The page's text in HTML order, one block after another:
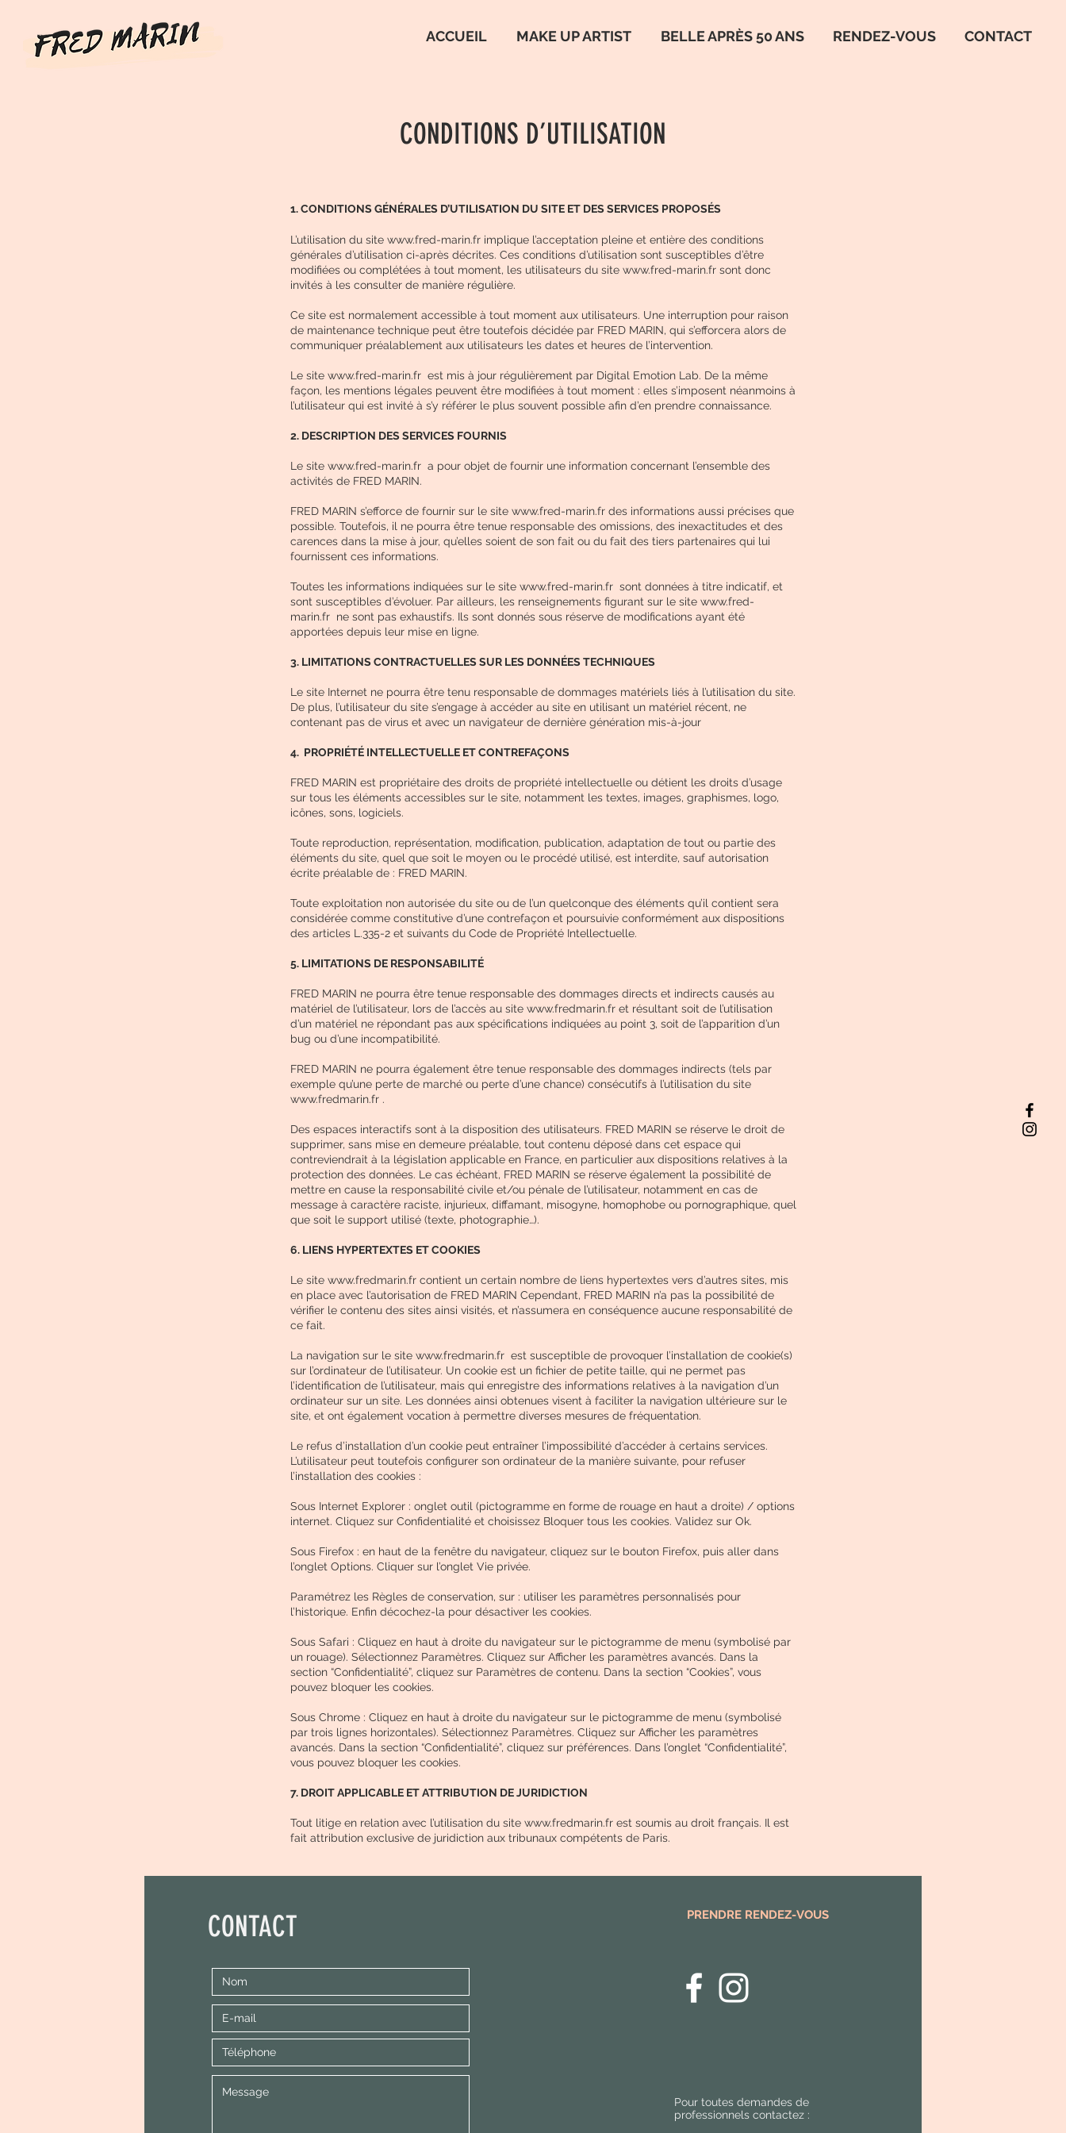
ACCUEIL MAKE UP ARTIST BELLE APRÈS 50 ANS RENDEZ-VOUS CONTACT
CONDITIONS D’UTILISATION
1. CONDITIONS GÉNÉRALES D’UTILISATION DU SITE ET DES SERVICES PROPOSÉS
L’utilisation du site www.fred-marin.fr implique l’acceptation pleine et entière des conditions
générales d’utilisation ci-après décrites. Ces conditions d’utilisation sont susceptibles d’être
modifiées ou complétées à tout moment, les utilisateurs du site www.fred-marin.fr sont donc
invités à les consulter de manière régulière.
Ce site est normalement accessible à tout moment aux utilisateurs. Une interruption pour raison
de maintenance technique peut être toutefois décidée par FRED MARIN, qui s’efforcera alors de
communiquer préalablement aux utilisateurs les dates et heures de l’intervention.
Le site www.fred-marin.fr est mis à jour régulièrement par Digital Emotion Lab. De la même
façon, les mentions légales peuvent être modifiées à tout moment : elles s’imposent néanmoins à
l’utilisateur qui est invité à s’y référer le plus souvent possible afin d’en prendre connaissance.
2. DESCRIPTION DES SERVICES FOURNIS
Le site www.fred-marin.fr a pour objet de fournir une information concernant l’ensemble des
activités de FRED MARIN.
FRED MARIN s’efforce de fournir sur le site www.fred-marin.fr des informations aussi précises que
possible. Toutefois, il ne pourra être tenue responsable des omissions, des inexactitudes et des
carences dans la mise à jour, qu’elles soient de son fait ou du fait des tiers partenaires qui lui
fournissent ces informations.
Toutes les informations indiquées sur le site www.fred-marin.fr sont données à titre indicatif, et
sont susceptibles d’évoluer. Par ailleurs, les renseignements figurant sur le site www.fred-
marin.fr ne sont pas exhaustifs. Ils sont donnés sous réserve de modifications ayant été
apportées depuis leur mise en ligne.
3. LIMITATIONS CONTRACTUELLES SUR LES DONNÉES TECHNIQUES
Le site Internet ne pourra être tenu responsable de dommages matériels liés à l’utilisation du site.
De plus, l’utilisateur du site s’engage à accéder au site en utilisant un matériel récent, ne
contenant pas de virus et avec un navigateur de dernière génération mis-à-jour
4. PROPRIÉTÉ INTELLECTUELLE ET CONTREFAÇONS
FRED MARIN est propriétaire des droits de propriété intellectuelle ou détient les droits d’usage
sur tous les éléments accessibles sur le site, notamment les textes, images, graphismes, logo,
icônes, sons, logiciels.
Toute reproduction, représentation, modification, publication, adaptation de tout ou partie des
éléments du site, quel que soit le moyen ou le procédé utilisé, est interdite, sauf autorisation
écrite préalable de : FRED MARIN.
Toute exploitation non autorisée du site ou de l’un quelconque des éléments qu’il contient sera
considérée comme constitutive d’une contrefaçon et poursuivie conformément aux dispositions
des articles L.335-2 et suivants du Code de Propriété Intellectuelle.
5. LIMITATIONS DE RESPONSABILITÉ
FRED MARIN ne pourra être tenue responsable des dommages directs et indirects causés au
matériel de l’utilisateur, lors de l’accès au site www.fredmarin.fr et résultant soit de l’utilisation
d’un matériel ne répondant pas aux spécifications indiquées au point 3, soit de l’apparition d’un
bug ou d’une incompatibilité.
FRED MARIN ne pourra également être tenue responsable des dommages indirects (tels par
exemple qu’une perte de marché ou perte d’une chance) consécutifs à l’utilisation du site
www.fredmarin.fr .
Des espaces interactifs sont à la disposition des utilisateurs. FRED MARIN se réserve le droit de
supprimer, sans mise en demeure préalable, tout contenu déposé dans cet espace qui
contreviendrait à la législation applicable en France, en particulier aux dispositions relatives à la
protection des données. Le cas échéant, FRED MARIN se réserve également la possibilité de
mettre en cause la responsabilité civile et/ou pénale de l’utilisateur, notamment en cas de
message à caractère raciste, injurieux, diffamant, misogyne, homophobe ou pornographique, quel
que soit le support utilisé (texte, photographie…).
6. LIENS HYPERTEXTES ET COOKIES
Le site www.fredmarin.fr contient un certain nombre de liens hypertextes vers d’autres sites, mis
en place avec l’autorisation de FRED MARIN Cependant, FRED MARIN n’a pas la possibilité de
vérifier le contenu des sites ainsi visités, et n’assumera en conséquence aucune responsabilité de
ce fait.
La navigation sur le site www.fredmarin.fr est susceptible de provoquer l’installation de cookie(s)
sur l’ordinateur de l’utilisateur. Un cookie est un fichier de petite taille, qui ne permet pas
l’identification de l’utilisateur, mais qui enregistre des informations relatives à la navigation d’un
ordinateur sur un site. Les données ainsi obtenues visent à faciliter la navigation ultérieure sur le
site, et ont également vocation à permettre diverses mesures de fréquentation.
Le refus d’installation d’un cookie peut entraîner l’impossibilité d’accéder à certains services.
L’utilisateur peut toutefois configurer son ordinateur de la manière suivante, pour refuser
l’installation des cookies :
Sous Internet Explorer : onglet outil (pictogramme en forme de rouage en haut a droite) / options
internet. Cliquez sur Confidentialité et choisissez Bloquer tous les cookies. Validez sur Ok.
Sous Firefox : en haut de la fenêtre du navigateur, cliquez sur le bouton Firefox, puis aller dans
l’onglet Options. Cliquer sur l’onglet Vie privée.
Paramétrez les Règles de conservation, sur : utiliser les paramètres personnalisés pour
l’historique. Enfin décochez-la pour désactiver les cookies.
Sous Safari : Cliquez en haut à droite du navigateur sur le pictogramme de menu (symbolisé par
un rouage). Sélectionnez Paramètres. Cliquez sur Afficher les paramètres avancés. Dans la
section “Confidentialité”, cliquez sur Paramètres de contenu. Dans la section “Cookies”, vous
pouvez bloquer les cookies.
Sous Chrome : Cliquez en haut à droite du navigateur sur le pictogramme de menu (symbolisé
par trois lignes horizontales). Sélectionnez Paramètres. Cliquez sur Afficher les paramètres
avancés. Dans la section “Confidentialité”, cliquez sur préférences. Dans l’onglet “Confidentialité”,
vous pouvez bloquer les cookies.
7. DROIT APPLICABLE ET ATTRIBUTION DE JURIDICTION
Tout litige en relation avec l’utilisation du site www.fredmarin.fr est soumis au droit français. Il est
fait attribution exclusive de juridiction aux tribunaux compétents de Paris.
CONTACT PRENDRE RENDEZ-VOUS
Pour toutes demandes de
professionnels contactez :